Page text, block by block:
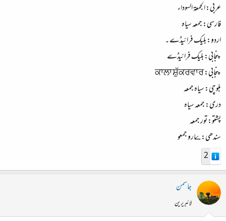
عربی: الجمعة السوداء
فارسی: جمعه سیاه
اردو: بلیک فرائیڈے ۔
پنجابی: بلیک فرائیڈے
پنجابی: ਕਾਲਾ ਸ਼ੁੱਕਰਵਾਰ
بلوچی: سیاہ جمعہ
دری: جمعه سیاه
پشتو: تور جمعه
سندھی: ڪارو جمعو
2
جاسمن
لائبریرین